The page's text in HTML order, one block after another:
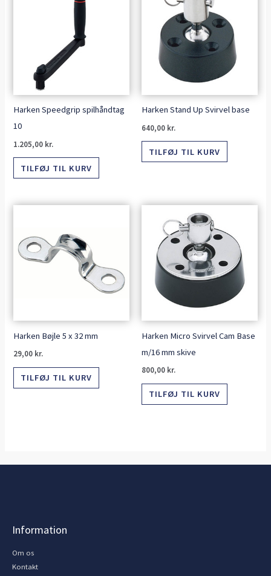
Harken Speedgrip spilhåndtag
10
1.205,00 kr.
TILFØJ TIL KURV
Harken Stand Up Svirvel base
640,00 kr.
TILFØJ TIL KURV
Harken Bøjle 5 x 32 mm
29,00 kr.
TILFØJ TIL KURV
Harken Micro Svirvel Cam Base
m/16 mm skive
800,00 kr.
TILFØJ TIL KURV
Information
Om os
Kontakt